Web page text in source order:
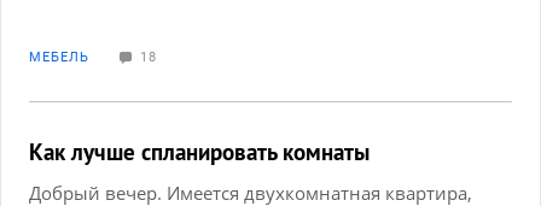
ламинат, бежевые обои, темно-коричневые двери
и обои одинаковые? Заранее спасибо!
МЕБЕЛЬ 18
Как лучше спланировать комнаты
Добрый вечер. Имеется двухкомнатная квартира,